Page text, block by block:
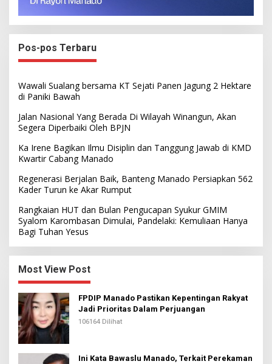
Pos-pos Terbaru
Wawali Sualang bersama KT Sejati Panen Jagung 2 Hektare
di Paniki Bawah
Jalan Nasional Yang Berada Di Wilayah Winangun, Akan
Segera Diperbaiki Oleh BPJN
Ka Irene Bagikan Ilmu Disiplin dan Tanggung Jawab di KMD
Kwartir Cabang Manado
Regenerasi Berjalan Baik, Banteng Manado Persiapkan 562
Kader Turun ke Akar Rumput
Rangkaian HUT dan Bulan Pengucapan Syukur GMIM
Syalom Karombasan Dimulai, Pandelaki: Kemuliaan Hanya
Bagi Tuhan Yesus
Most View Post
FPDIP Manado Pastikan Kepentingan Rakyat
Jadi Prioritas Dalam Perjuangan
106164 Dilihat
Ini Kata Bawaslu Manado, Terkait Perekaman